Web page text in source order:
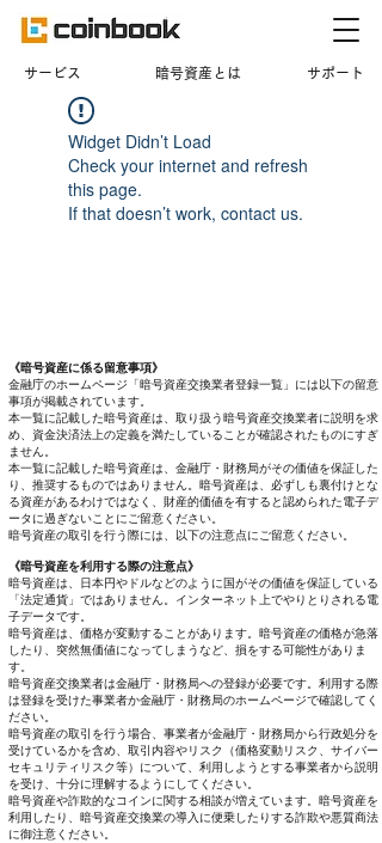
​サービス 暗号資産とは サポート
Widget Didn’t Load
Check your internet and refresh
this page.
If that doesn’t work, contact us.
《暗号資産に係る留意事項》
金融庁のホームページ「暗号資産交換業者登録一覧」には以下の留意
事項が掲載されています。
本一覧に記載した暗号資産は、取り扱う暗号資産交換業者に説明を求
め、資金決済法上の定義を満たしていることが確認されたものにすぎ
ません。
本一覧に記載した暗号資産は、金融庁・財務局がその価値を保証した
り、推奨するものではありません。暗号資産は、必ずしも裏付けとな
る資産があるわけではなく、財産的価値を有すると認められた電子デ
ータに過ぎないことにご留意ください。
暗号資産の取引を行う際には、以下の注意点にご留意ください。
《暗号資産を利用する際の注意点》
暗号資産は、日本円やドルなどのように国がその価値を保証している
「法定通貨」ではありません。インターネット上でやりとりされる電
子データです。
暗号資産は、価格が変動することがあります。暗号資産の価格が急落
したり、突然無価値になってしまうなど、損をする可能性がありま
す。
暗号資産交換業者は金融庁・財務局への登録が必要です。利用する際
は登録を受けた事業者か金融庁・財務局のホームページで確認してく
ださい。
暗号資産の取引を行う場合、事業者が金融庁・財務局から行政処分を
受けているかを含め、取引内容やリスク（価格変動リスク、サイバー
セキュリティリスク等）について、利用しようとする事業者から説明
を受け、十分に理解するようにしてください。
暗号資産や詐欺的なコインに関する相談が増えています。暗号資産を
利用したり、暗号資産交換業の導入に便乗したりする詐欺や悪質商法
に御注意ください。